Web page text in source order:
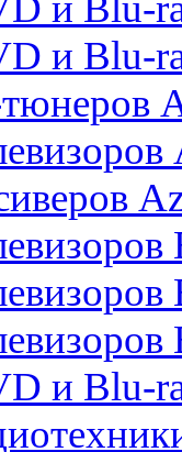
и Blu-
и Blu-